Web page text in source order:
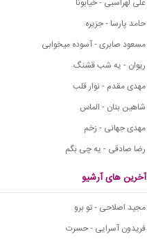
علی لهراسبی - خیابونا
حامد پارسا - جزیره
مسعود صابری - آسوده میخوابی
ریوان - یه شب قشنگ
مهدی مقدم - نوار قلب
شاهین بنان - الماس
مهدی جهانی - زخم
رضا صادقی - یه چی بگم
آخرین های آرشیو
مجید اصلاحی - تو برو
فریدون آسرایی - حسرت